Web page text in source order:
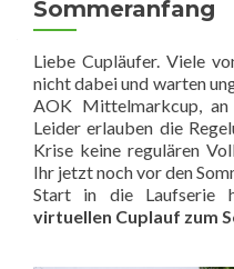
Sommeranfang
Liebe Cupläufer. Viele
nicht dabei und warten
AOK Mittelmarkcup, an
Leider erlauben die
Krise keine regulären
Ihr jetzt noch vor den
Start in die Laufserie
virtuellen Cuplauf zum